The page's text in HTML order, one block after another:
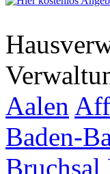
Aalen
Baden-
Bruchsal